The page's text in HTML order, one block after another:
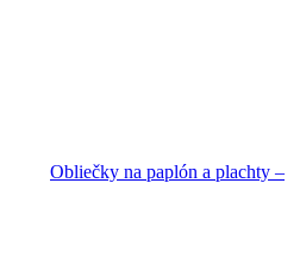
Obliečky na paplón a plachty –